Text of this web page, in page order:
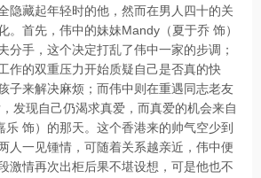
隐藏起年轻时的他，然而在男人四十的关
。首先，伟中的妹妹Mandy（夏于乔 饰）
分手，这个决定打乱了伟中一家的步调；
作的双重压力开始质疑自己是否真的快
子来解决麻烦；而伟中则在重遇同志老友
发现自己仍渴求真爱，而真爱的机会来自
饰）的那天。这个香港来的帅气空少到
人一见锺情，可随着关系越亲近，伟中便
激情再次出柜后果不堪设想，可是他也不